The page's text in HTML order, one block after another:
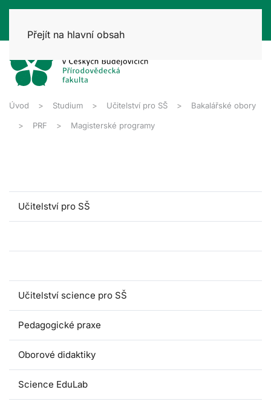
Přejít na hlavní obsah
Úvod Studium Učitelství pro SŠ Bakalářské obory
PRF Magisterské programy
Učitelství pro SŠ
Učitelství science pro SŠ
Pedagogické praxe
Oborové didaktiky
Science EduLab